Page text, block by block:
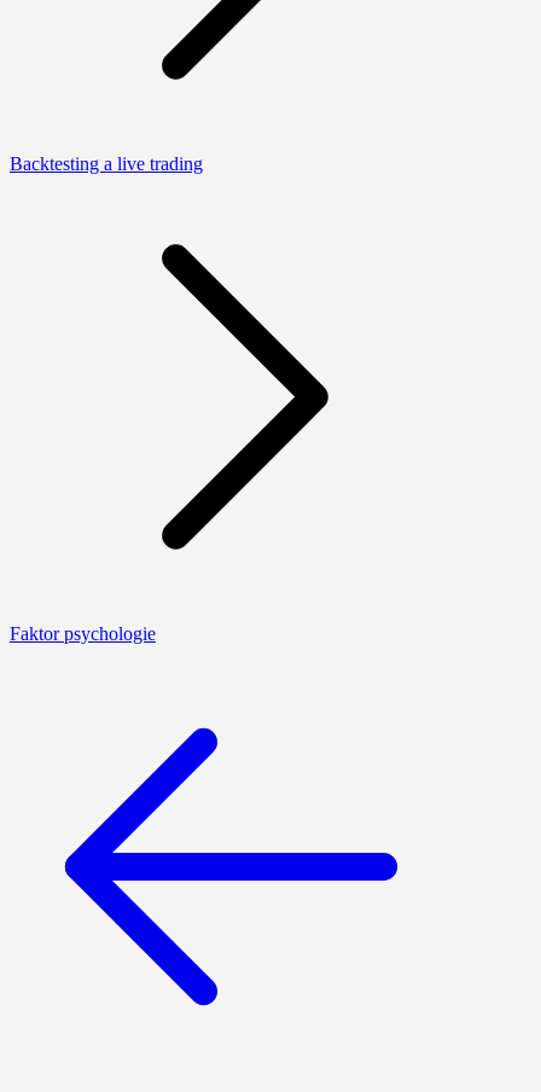
Backtesting a live trading
Faktor psychologie